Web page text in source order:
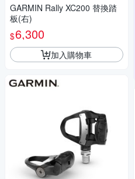
GARMIN Rally XC200 替換踏
板(右)
$6,300
加入購物車